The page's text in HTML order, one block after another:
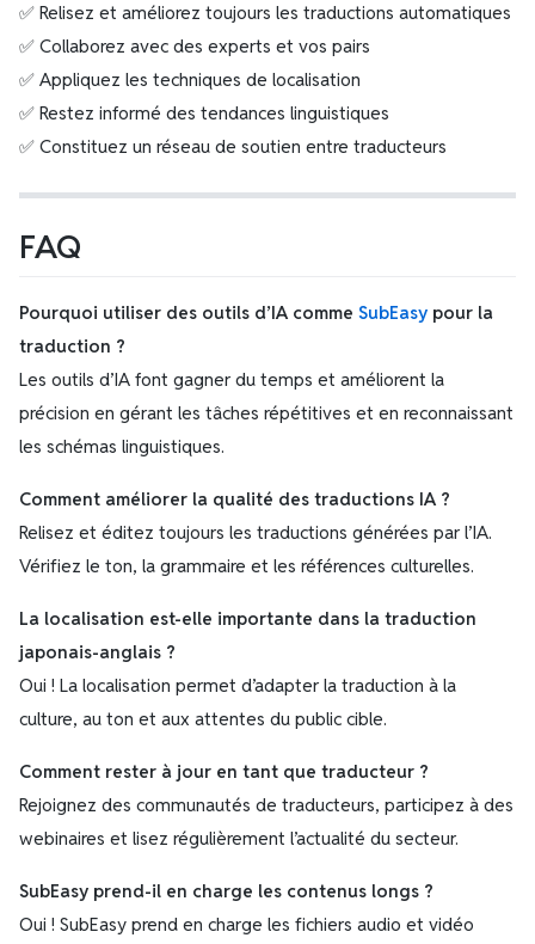
✅ Relisez et améliorez toujours les traductions automatiques
✅ Collaborez avec des experts et vos pairs
✅ Appliquez les techniques de localisation
✅ Restez informé des tendances linguistiques
✅ Constituez un réseau de soutien entre traducteurs
FAQ
Pourquoi utiliser des outils d’IA comme SubEasy pour la
traduction ?
Les outils d’IA font gagner du temps et améliorent la
précision en gérant les tâches répétitives et en reconnaissant
les schémas linguistiques.
Comment améliorer la qualité des traductions IA ?
Relisez et éditez toujours les traductions générées par l’IA.
Vérifiez le ton, la grammaire et les références culturelles.
La localisation est-elle importante dans la traduction
japonais-anglais ?
Oui ! La localisation permet d’adapter la traduction à la
culture, au ton et aux attentes du public cible.
Comment rester à jour en tant que traducteur ?
Rejoignez des communautés de traducteurs, participez à des
webinaires et lisez régulièrement l’actualité du secteur.
SubEasy prend-il en charge les contenus longs ?
Oui ! SubEasy prend en charge les fichiers audio et vidéo